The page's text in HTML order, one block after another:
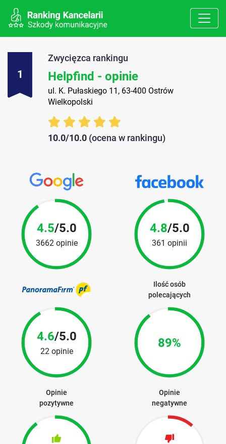
1
Zwycięzca rankingu
Helpfind - opinie
ul. K. Pułaskiego 11, 63-400 Ostrów
Wielkopolski
10.0/10.0 (ocena w rankingu)
4.5/5.0
3662 opinie
4.8/5.0
361 opinii
4.6/5.0
22 opinie
Ilość osób
polecających
89%
Opinie
pozytywne
Opinie
negatywne